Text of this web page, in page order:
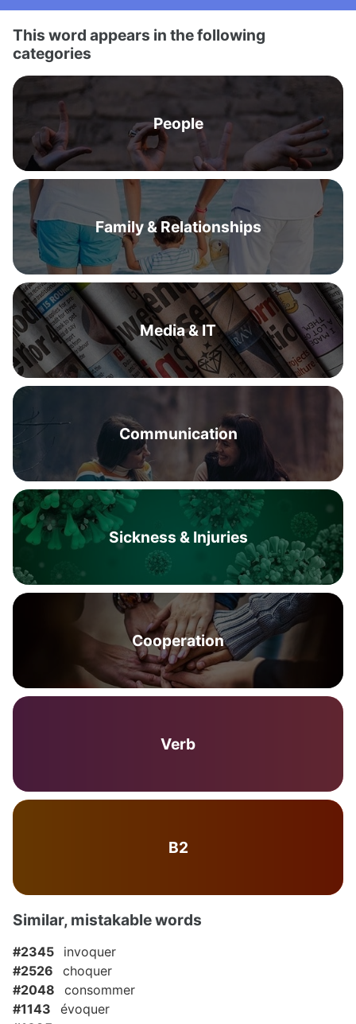
This word appears in the following
categories
People
Family & Relationships
Media & IT
Communication
Sickness & Injuries
Cooperation
Verb
B2
Similar, mistakable words
#2345
invoquer
#2526
choquer
#2048
consommer
#1143
évoquer